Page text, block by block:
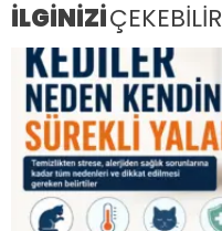
İLGİNİZİÇEKEBİLİR